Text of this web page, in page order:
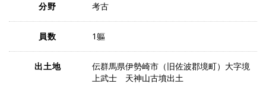
分野 考古
員数 1軀
出土地
伝群馬県伊勢崎市（旧佐波郡境町）大字境
上武士 天神山古墳出土